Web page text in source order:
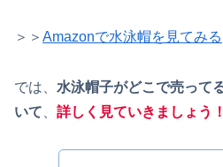
＞＞ Amazonで水泳帽を見てみる
では、 水泳帽子がどこで売って
いて
詳しく見ていきましょう！